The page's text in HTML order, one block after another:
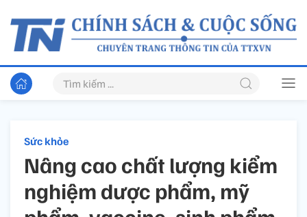
Sức khỏe
Nâng cao chất lượng kiểm
nghiệm dược phẩm, mỹ